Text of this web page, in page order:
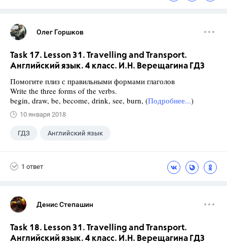
Олег Горшков
Task 17. Lesson 31. Travelling and Transport.
Английский язык. 4 класс. И.Н. Верещагина ГДЗ
Помогите плиз с правильными формами глаголов
Write the three forms of the verbs.
begin, draw, be, become, drink, see, burn, (Подробнее...)
10 января 2018
ГДЗ Английский язык
1 ответ
Денис Степашин
Task 18. Lesson 31. Travelling and Transport.
Английский язык. 4 класс. И.Н. Верещагина ГДЗ